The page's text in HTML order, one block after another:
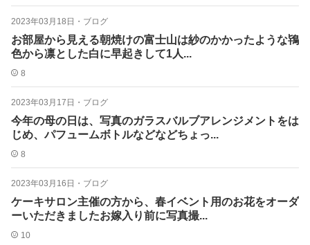
2023年03月18日 ・ ブログ
お部屋から見える朝焼けの富士山は紗のかかったような鴇
色から凛とした白に早起きして1人...
8
2023年03月17日 ・ ブログ
今年の母の日は、写真のガラスバルブアレンジメントをは
じめ、パフュームボトルなどなどちょっ...
8
2023年03月16日 ・ ブログ
ケーキサロン主催の方から、春イベント用のお花をオーダ
ーいただきましたお嫁入り前に写真撮...
10